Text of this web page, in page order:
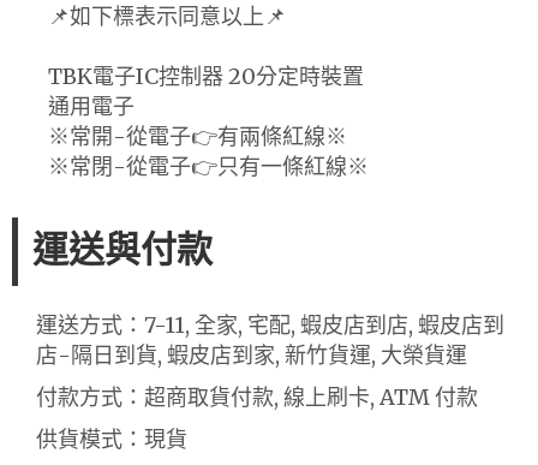
📌如下標表示同意以上📌
TBK電子IC控制器 20分定時裝置
通用電子
※常開-從電子👉有兩條紅線※
※常閉-從電子👉只有一條紅線※
運送與付款
運送方式：7-11, 全家, 宅配, 蝦皮店到店, 蝦皮店到
店-隔日到貨, 蝦皮店到家, 新竹貨運, 大榮貨運
付款方式：超商取貨付款, 線上刷卡, ATM 付款
供貨模式：現貨